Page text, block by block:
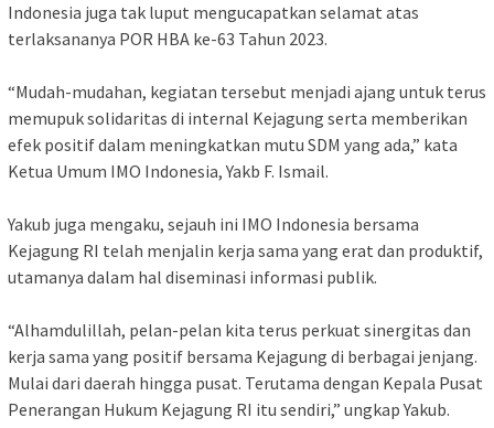
Indonesia juga tak luput mengucapatkan selamat atas
terlaksananya POR HBA ke-63 Tahun 2023.
“Mudah-mudahan, kegiatan tersebut menjadi ajang untuk terus
memupuk solidaritas di internal Kejagung serta memberikan
efek positif dalam meningkatkan mutu SDM yang ada,” kata
Ketua Umum IMO Indonesia, Yakb F. Ismail.
Yakub juga mengaku, sejauh ini IMO Indonesia bersama
Kejagung RI telah menjalin kerja sama yang erat dan produktif,
utamanya dalam hal diseminasi informasi publik.
“Alhamdulillah, pelan-pelan kita terus perkuat sinergitas dan
kerja sama yang positif bersama Kejagung di berbagai jenjang.
Mulai dari daerah hingga pusat. Terutama dengan Kepala Pusat
Penerangan Hukum Kejagung RI itu sendiri,” ungkap Yakub.